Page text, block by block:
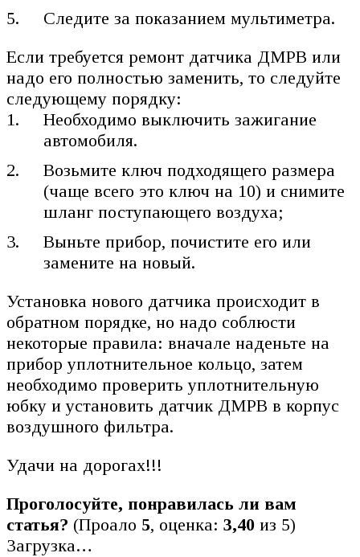
Следите за показанием мультиметра.
Если требуется ремонт датчика ДМРВ или
надо его полностью заменить, то следуйте
следующему порядку:
Необходимо выключить зажигание
автомобиля.
Возьмите ключ подходящего размера
(чаще всего это ключ на 10) и снимите
шланг поступающего воздуха;
Выньте прибор, почистите его или
замените на новый.
Установка нового датчика происходит в
обратном порядке, но надо соблюсти
некоторые правила: вначале наденьте на
прибор уплотнительное кольцо, затем
необходимо проверить уплотнительную
юбку и установить датчик ДМРВ в корпус
воздушного фильтра.
Удачи на дорогах!!!
Проголосуйте, понравилась ли вам
статья? (Проало 5, оценка: 3,40 из 5)
Загрузка…